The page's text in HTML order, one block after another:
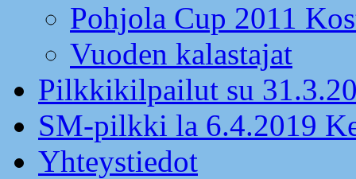
Pohjola Cup 2011
Vuoden kalastajat
Pilkkikilpailut su
SM-pilkki la 6.4.2019
Yhteystiedot